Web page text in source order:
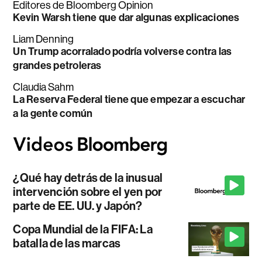
Editores de Bloomberg Opinion
Kevin Warsh tiene que dar algunas explicaciones
Liam Denning
Un Trump acorralado podría volverse contra las
grandes petroleras
Claudia Sahm
La Reserva Federal tiene que empezar a escuchar
a la gente común
¿Qué hay detrás de la inusual
intervención sobre el yen por
parte de EE. UU. y Japón?
Copa Mundial de la FIFA: La
batalla de las marcas